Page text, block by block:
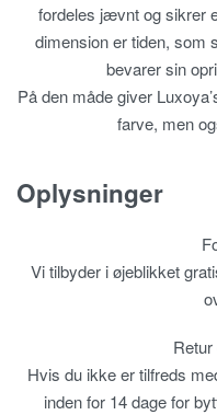
fordeles jævnt og sikrer
dimension er tiden, som
bevarer sin
På den måde giver
farve, men
Oplysninger
Vi tilbyder i øjeblikket
Hvis du ikke er tilfreds
inden for 14 dage for